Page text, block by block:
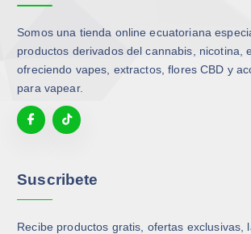
Somos una tienda online ecuatoriana
productos derivados del cannabis, nicotina,
ofreciendo vapes, extractos, flores CBD y
para vapear.
Suscribete
Recibe productos gratis, ofertas exclusivas,